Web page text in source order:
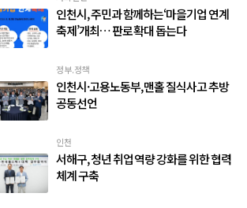
인천시, 주민과 함께하는‘마을기업 연계
축제’개최… 판로 확대 돕는다
정부.정책
인천시·고용노동부, 맨홀 질식사고 추방
공동선언
인천
서해구, 청년 취업 역량 강화를 위한 협력
체계 구축